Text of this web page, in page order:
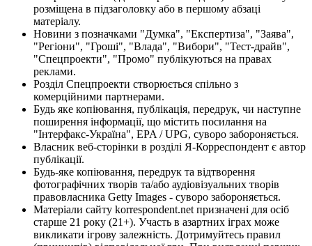
розміщена в підзаголовку або в першому абзаці
матеріалу.
Новини з позначками "Думка", "Експертиза", "Заява",
"Регіони", "Гроші", "Влада", "Вибори", "Тест-драйв",
"Спецпроекти", "Промо" публікуються на правах
реклами.
Розділ Спецпроекти створюється спільно з
комерційними партнерами.
Будь яке копіювання, публікація, передрук, чи наступне
поширення інформації, що містить посилання на
"Інтерфакс-Україна", EPA / UPG, суворо забороняється.
Власник веб-сторінки в розділі Я-Корреспондент є автор
публікації.
Будь-яке копіювання, передрук та відтворення
фотографічних творів та/або аудіовізуальних творів
правовласника Getty Images - суворо забороняється.
Матеріали сайту korrespondent.net призначені для осіб
старше 21 року (21+). Участь в азартних іграх може
викликати ігрову залежність. Дотримуйтесь правил